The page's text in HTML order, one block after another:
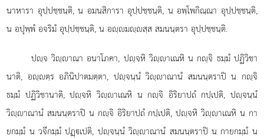
นาหารา อุปฺปชฺชนฺติ, น อมนสิการา อุปฺปชฺชนฺติ, น อพฺโพกิณฺณา อุปฺปชฺชนฺติ,
น อปุพฺพํ อจริมํ อุปฺปชฺชนฺติ, น อฺมฺสฺส สมนนฺตรา อุปฺปชฺชนฺติ.
ปฺจ วิฺาณา อนาโภคา, ปฺจหิ วิฺาเณหิ น กฺจิ ธมฺมํ ปฏิวิชา
นาติ, อฺตฺรอภินิปาตมตฺตา, ปฺจนฺนํ วิฺาณานํ สมนนฺตราปิ น กฺจิ
ธมฺมํ ปฏิวิชานาติ, ปฺจหิ วิฺาเณหิ น กฺจิ อิริยาปถํ กปฺเปติ, ปฺจนฺนํ
วิฺาณานํ สมนนฺตราปิ น กฺจิ อิริยาปถํ กปฺเปติ, ปฺจหิ วิฺาเณหิ น กา
ยกมฺมํ น วจีกมฺมํ ปฏฺเปติ, ปฺจนฺนํ วิฺาณานํ สมนนฺตราปิ น กายกมฺมํ น